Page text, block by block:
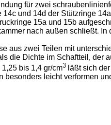
für zwei
und 14d der Stützringe
15a und 15b
nach außen schließt.
aus zwei Teilen mit
die Dichte im Schaftteil, der
bis 1,4 gr/cm3 läßt sich
besonders leicht verformen